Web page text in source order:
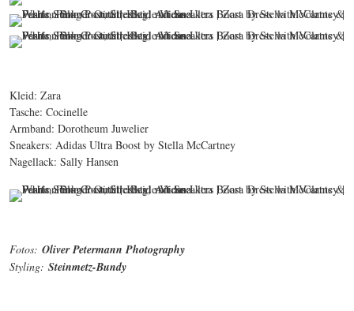
Kleid: Zara
Tasche: Cocinelle
Armband: Dorotheum Juwelier
Sneakers: Adidas Ultra Boost by Stella McCartney
Nagellack: Sally Hansen
Fotos: Oliver Petermann Photography
Styling: Steinmetz-Bundy